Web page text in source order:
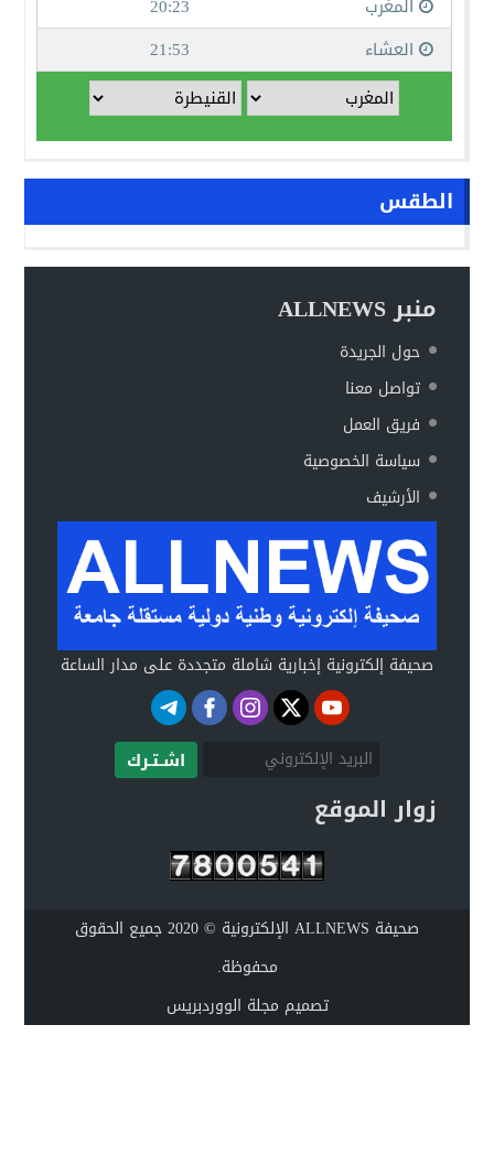
الطقس
منبر ALLNEWS
حول الجريدة
تواصل معنا
فريق العمل
سياسة الخصوصية
الأرشيف
صحيفة إلكترونية إخبارية شاملة متجددة على مدار الساعة
اشـتـرك
زوار الموقع
صحيفة ALLNEWS الإلكترونية © 2020 جميع الحقوق
محفوظة.
تصميم مجلة الووردبريس